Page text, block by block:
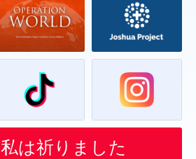
私は祈りました